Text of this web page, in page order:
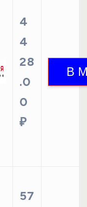
4
4
28
.0
0
₽
57